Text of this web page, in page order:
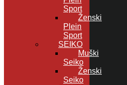
Sport
Ženski
Plein
Sport
SEIKO
Muški
Seiko
Ženski
Seiko